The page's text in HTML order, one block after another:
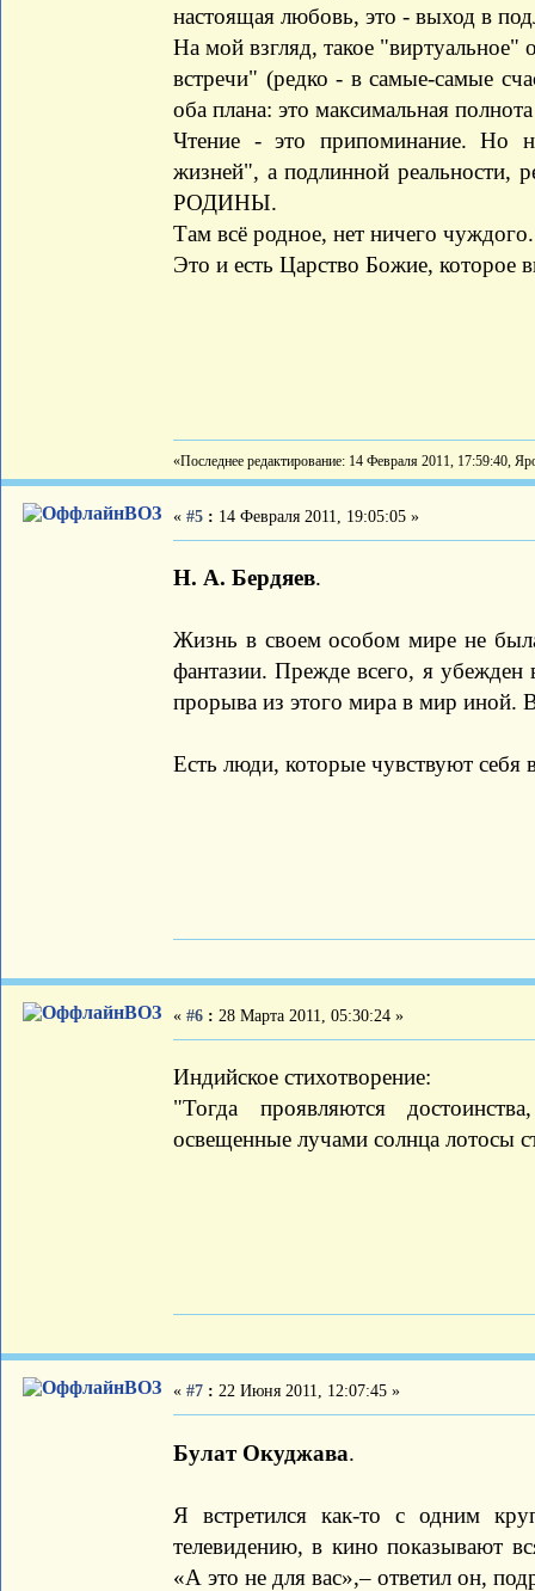
настоящая любовь, это - выход в
На мой взгляд, такое "виртуальное"
встречи" (редко - в самые-самые
оба плана: это максимальная
Чтение - это припоминание. Но
жизней", а подлинной реальности,
РОДИНЫ.
Там всё родное, нет ничего
Это и есть Царство Божие, которое
«Последнее редактирование: 14 Февраля 2011, 17:59:40,
ВОЗ « #5 : 14 Февраля 2011, 19:05:05 »
Н. А. Бердяев.
Жизнь в своем особом мире не
фантазии. Прежде всего, я убежден
прорыва из этого мира в мир иной.
Есть люди, которые чувствуют себя
ВОЗ « #6 : 28 Марта 2011, 05:30:24 »
Индийское стихотворение:
"Тогда проявляются
освещенные лучами солнца лотосы
ВОЗ « #7 : 22 Июня 2011, 12:07:45 »
Булат Окуджава.
Я встретился как-то с одним
телевидению, в кино показывают
«А это не для вас»,– ответил он,